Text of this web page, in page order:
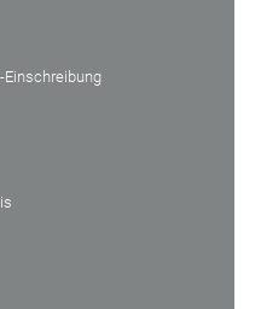
Einschreibung